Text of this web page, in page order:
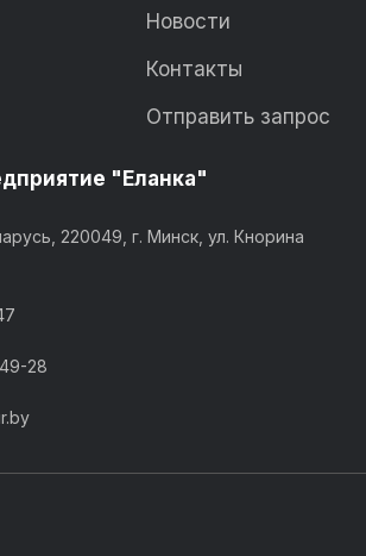
Новости
Контакты
Отправить запрос
"Еланка"
220049, г. Минск, ул. Кнорина
28